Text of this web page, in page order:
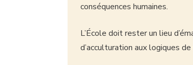
conséquences humaines.
L’École doit rester un lieu
d’acculturation aux logiques